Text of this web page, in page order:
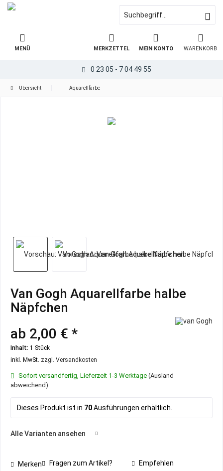
0 23 05 - 7 04 49 55
WARENKORB
MERKZETTEL MEIN KONTO
MENÜ
Übersicht Aquarellfarbe
Van Gogh Aquarellfarbe halbe
Näpfchen
ab 2,00 € *
Inhalt: 1 Stück
inkl. MwSt. zzgl. Versandkosten
Sofort versandfertig, Lieferzeit 1-3 Werktage (Ausland
abweichend)
Dieses Produkt ist in 70Ausführungen erhältlich.
Alle Varianten ansehen
Merken Fragen zum Artikel? Empfehlen